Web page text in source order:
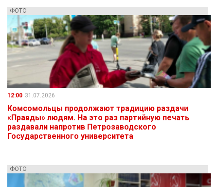
ФОТО
12:00 31.07.2026
Комсомольцы продолжают традицию раздачи
«Правды» людям. На это раз партийную печать
раздавали напротив Петрозаводского
Государственного университета
ФОТО